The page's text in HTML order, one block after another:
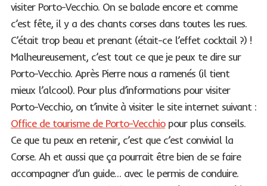
visiter Porto-Vecchio. On se balade encore et comme
c’est fête, il y a des chants corses dans toutes les rues.
C’était trop beau et prenant (était-ce l’effet cocktail ?) !
Malheureusement, c’est tout ce que je peux te dire sur
Porto-Vecchio. Après Pierre nous a ramenés (il tient
mieux l’alcool). Pour plus d’informations pour visiter
Porto-Vecchio, on t’invite à visiter le site internet suivant :
Office de tourisme de Porto-Vecchiopour plus conseils.
Ce que tu peux en retenir, c’est que c’est convivial la
Corse. Ah et aussi que ça pourrait être bien de se faire
accompagner d’un guide… avec le permis de conduire.